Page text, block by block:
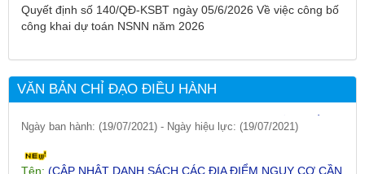
Quyết định số 140/QĐ-KSBT ngày 05/6/2026 Về việc công bố
công khai dự toán NSNN năm 2026
VĂN BẢN CHỈ ĐẠO ĐIỀU HÀNH
NGÀY 25/7/2021)
Ngày ban hành: (26/07/2021) -Ngày hiệu lực: (26/07/2021)
KHAI BÁO Y TẾ THEO THÔNG BÁO KHẨN CỦA BỘ Y TẾ)
Ngày ban hành: (19/07/2021) -Ngày hiệu lực: (19/07/2021)
KHAI BÁO Y TẾ THEO THÔNG BÁO KHẨN CỦA BỘ Y TẾ)